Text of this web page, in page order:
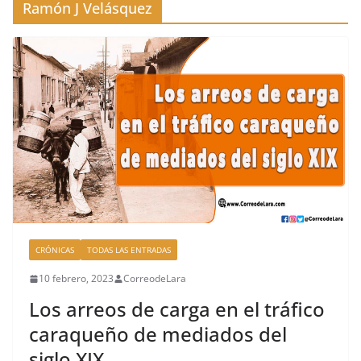
Ramón J Velásquez
CRÓNICAS TODAS LAS ENTRADAS
10 febrero, 2023 CorreodeLara
Los arreos de carga en el tráfico
caraqueño de mediados del